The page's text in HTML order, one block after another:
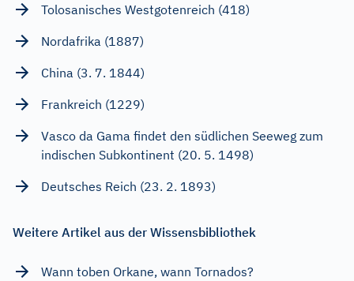
Tolosanisches Westgotenreich (418)
Nordafrika (1887)
China (3. 7. 1844)
Frankreich (1229)
Vasco da Gama findet den südlichen Seeweg zum
indischen Subkontinent (20. 5. 1498)
Deutsches Reich (23. 2. 1893)
Weitere Artikel aus der Wissensbibliothek
Wann toben Orkane, wann Tornados?